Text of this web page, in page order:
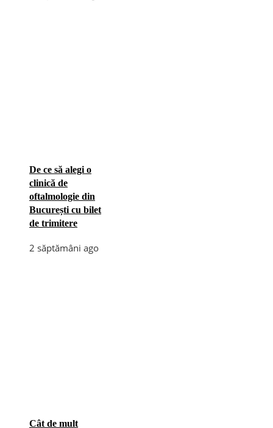
De ce să alegi o
clinică de
oftalmologie din
București cu bilet
de trimitere
2 săptămâni ago
Cât de mult